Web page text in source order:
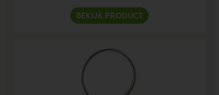
BEKIJK PRODUCT